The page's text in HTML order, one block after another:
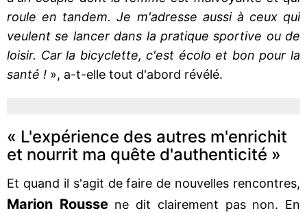
roule en tandem. Je m'adresse aussi à ceux qui
veulent se lancer dans la pratique sportive ou de
loisir. Car la bicyclette, c'est écolo et bon pour la
santé ! », a-t-elle tout d'abord révélé.
« L'expérience des autres m'enrichit
et nourrit ma quête d'authenticité »
Et quand il s'agit de faire de nouvelles rencontres,
Marion Roussene dit clairement pas non. En